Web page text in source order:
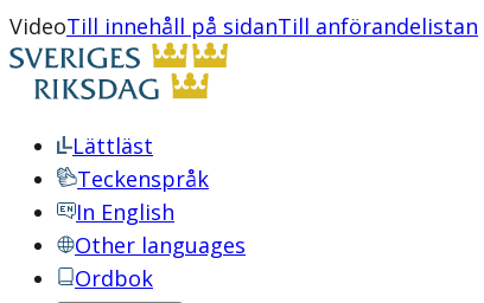
VideoTill innehåll på sidanTill anförandelistan
Lättläst
Teckenspråk
In English
Other languages
Ordbok